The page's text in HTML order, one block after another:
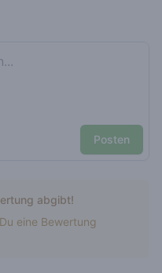
Posten
abgibt!
eine Bewertung